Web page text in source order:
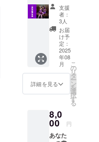
質&あな
たのお
名前入
り！)
☆MV内
にてあ
なたの
お名前
をクレ
ジット
に記載
動画の
最後に
流れる
スタッ
セッ
ト！ ①
アラビ
ア風衣
装（タ
ンザナ
イト
パープ
ル） ②
チャイ
ナ風衣
装（紅
虎少
浴衣 ④
夏デー
ト服 ⑤
リクエ
支援
者：
3人
お届
け予
定：
2025
年08
月
詳細を見る
こ
の
リ
タ
ー
ン
を
選
択
す
る
8,0
00 円
あなた